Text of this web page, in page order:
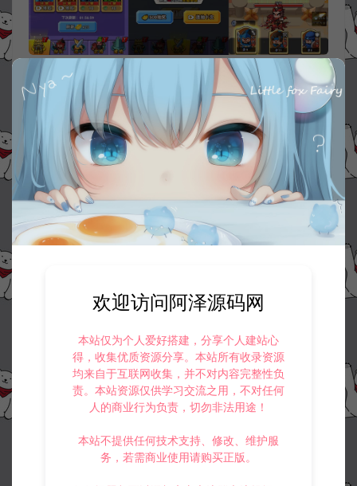
资源下载
此资源下载价格为 30 星钻，请先 登录
收藏 (0) 打赏 点赞 (0)
本站资源售价只是赞助，收取费用仅维持本站的日常运营所需。
若您需要商业运营或用于其他商业活动，请您购买正版授权并合法
使用。
如果本站有侵犯、不妥之处的资源，请在网站右边客服联系我们。
将会第一时间解决！
业用途，请大家不要用于商用！
侵权联系邮箱：32838727@qq.com
欢迎访问阿泽源码网
本站仅为个人爱好搭建，分享个人建站心
得，收集优质资源分享。本站所有收录资源
均来自于互联网收集，并不对内容完整性负
责。本站资源仅供学习交流之用，不对任何
人的商业行为负责，切勿非法用途！
本站不提供任何技术支持、修改、维护服
务，若需商业使用请购买正版。